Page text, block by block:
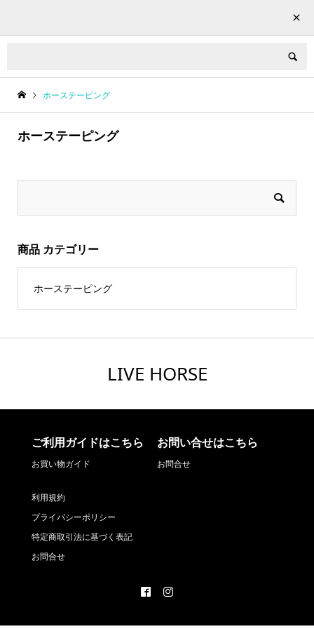


ホーステーピング
ホーステーピング
商品 カテゴリー
ホーステーピング
LIVE HORSE
ご利用ガイドはこちら
お買い物ガイド
お問い合せはこちら
お問合せ
利用規約
プライバシーポリシー
特定商取引法に基づく表記
お問合せ